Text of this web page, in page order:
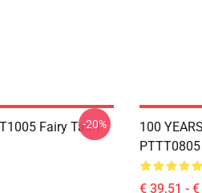
Fairy Tail T-
-20%
100
€ 39,51 -